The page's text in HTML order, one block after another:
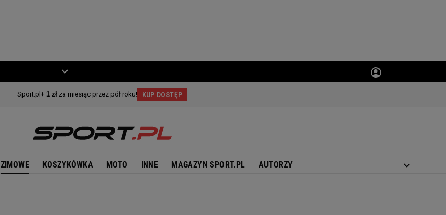
ZIMOWE KOSZYKÓWKA MOTO INNE MAGAZYN SPORT.PL AUTORZY